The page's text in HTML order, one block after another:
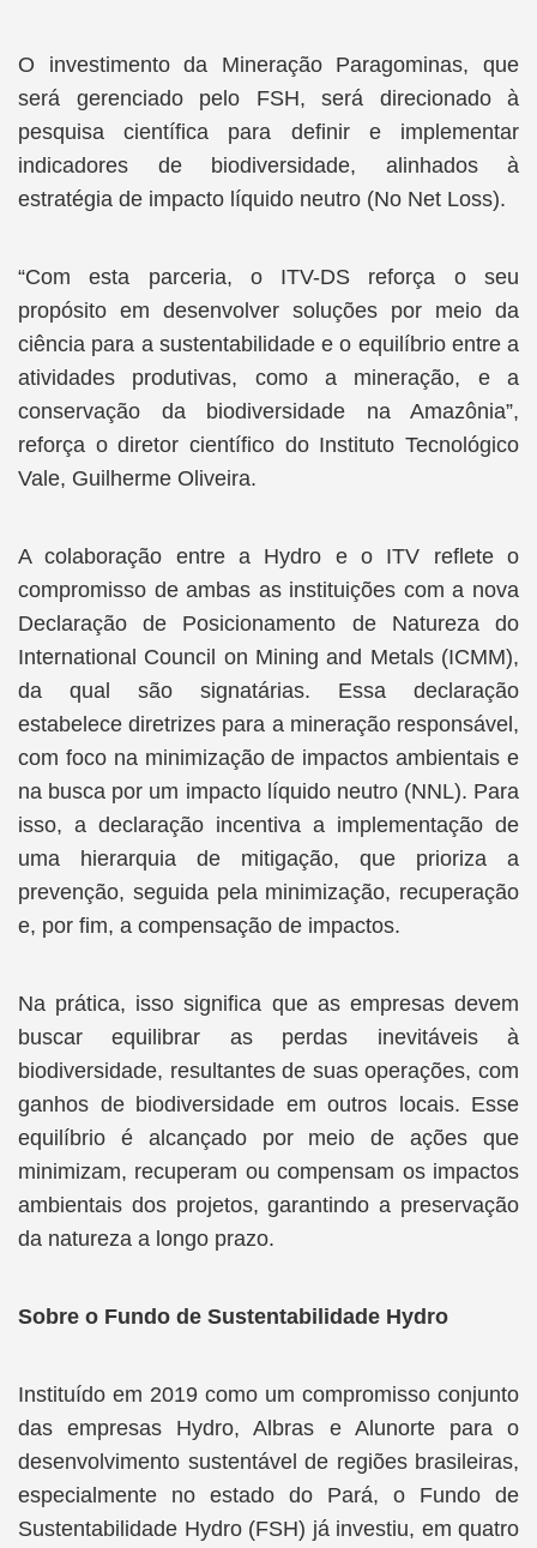
O investimento da Mineração Paragominas, que
será gerenciado pelo FSH, será direcionado à
pesquisa científica para definir e implementar
indicadores de biodiversidade, alinhados à
estratégia de impacto líquido neutro (No Net Loss).
“Com esta parceria, o ITV-DS reforça o seu
propósito em desenvolver soluções por meio da
ciência para a sustentabilidade e o equilíbrio entre a
atividades produtivas, como a mineração, e a
conservação da biodiversidade na Amazônia”,
reforça o diretor científico do Instituto Tecnológico
Vale, Guilherme Oliveira.
A colaboração entre a Hydro e o ITV reflete o
compromisso de ambas as instituições com a nova
Declaração de Posicionamento de Natureza do
International Council on Mining and Metals (ICMM),
da qual são signatárias. Essa declaração
estabelece diretrizes para a mineração responsável,
com foco na minimização de impactos ambientais e
na busca por um impacto líquido neutro (NNL). Para
isso, a declaração incentiva a implementação de
uma hierarquia de mitigação, que prioriza a
prevenção, seguida pela minimização, recuperação
e, por fim, a compensação de impactos.
Na prática, isso significa que as empresas devem
buscar equilibrar as perdas inevitáveis à
biodiversidade, resultantes de suas operações, com
ganhos de biodiversidade em outros locais. Esse
equilíbrio é alcançado por meio de ações que
minimizam, recuperam ou compensam os impactos
ambientais dos projetos, garantindo a preservação
da natureza a longo prazo.
Sobre o Fundo de Sustentabilidade Hydro
Instituído em 2019 como um compromisso conjunto
das empresas Hydro, Albras e Alunorte para o
desenvolvimento sustentável de regiões brasileiras,
especialmente no estado do Pará, o Fundo de
Sustentabilidade Hydro (FSH) já investiu, em quatro